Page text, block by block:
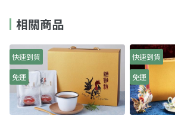
相關商品
快速到貨
免運
快速到貨
免運